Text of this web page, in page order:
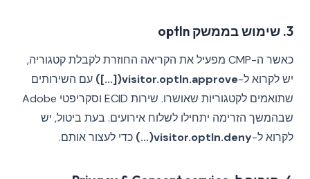
3. שימוש בממשק optIn
כאשר ה-CMP מפעיל את הקריאה החוזרת לקבלת קטגוריה,
יש לקרוא ל-visitor.optIn.approve([...])
עם השירותים
שתואמים לקטגוריות שאושרו. שירות ECID וסקריפטי Adobe
שבהמשך הזרימה יתחילו לשלוח אירועים. בעת ביטול, יש
לקרוא ל-visitor.optIn.deny(...) כדי לעצור אותם.